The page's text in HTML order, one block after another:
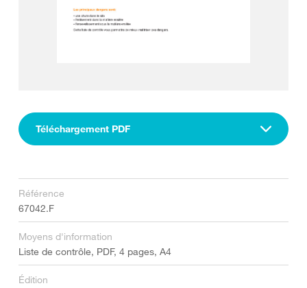
Téléchargement PDF
Référence
67042.F
Moyens d'information
Liste de contrôle, PDF, 4 pages, A4
Édition